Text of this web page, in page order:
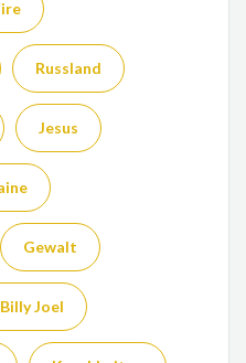
Russland
Jesus
Gewalt
Billy Joel